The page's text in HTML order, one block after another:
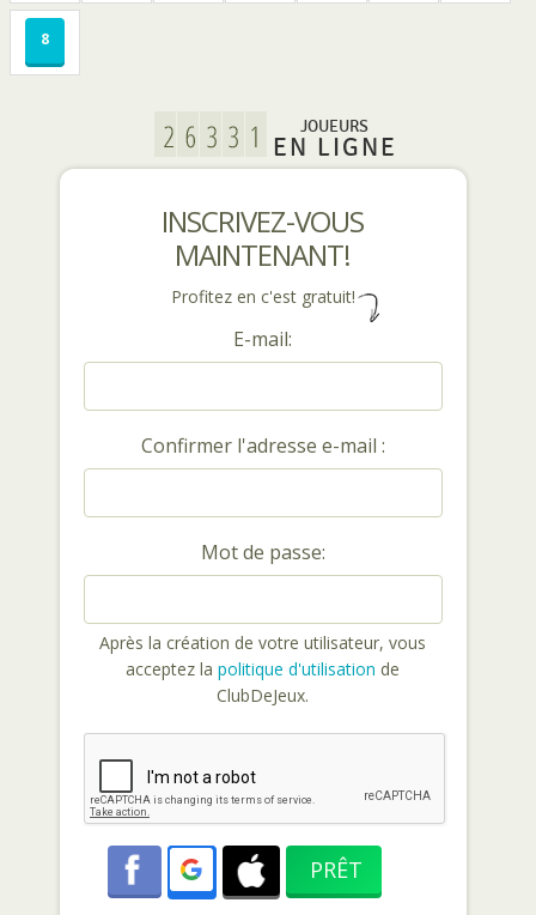
8
JOUEURS
EN LIGNE
INSCRIVEZ-VOUS
MAINTENANT!
Profitez en c'est gratuit!
E-mail:
Confirmer l'adresse e-mail :
Mot de passe:
Après la création de votre utilisateur, vous
acceptez la politique d'utilisation de
ClubDeJeux.